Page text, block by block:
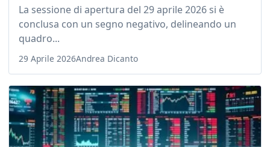
La sessione di apertura del 29 aprile 2026 si è
conclusa con un segno negativo, delineando un
quadro...
29 Aprile 2026Andrea Dicanto